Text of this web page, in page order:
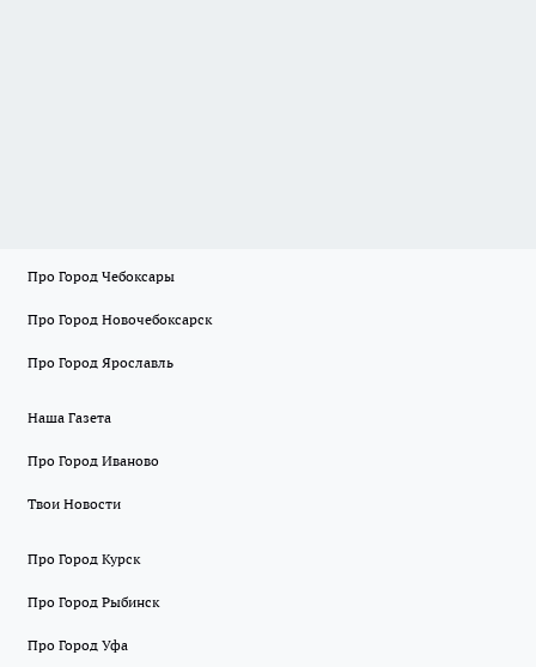
Про Город Чебоксары
Про Город Новочебоксарск
Про Город Ярославль
Наша Газета
Про Город Иваново
Твои Новости
Про Город Курск
Про Город Рыбинск
Про Город Уфа